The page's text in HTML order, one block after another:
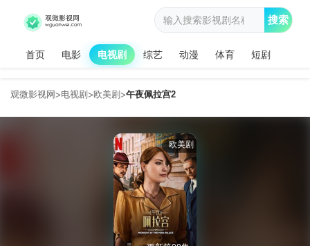
首页 电影 电视剧 综艺 动漫 体育 短剧
搜索
观微影视网>电视剧 >欧美剧 >午夜佩拉宫2
欧美剧